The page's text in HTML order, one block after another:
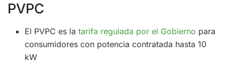
PVPC
El PVPC es latarifa regulada por el Gobierno para
consumidores con potencia contratada hasta 10
kW